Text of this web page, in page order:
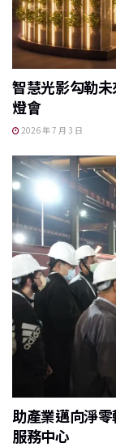
智慧光影勾勒
燈會
2026 年 7 月 3 日
助產業邁向淨
服務中心